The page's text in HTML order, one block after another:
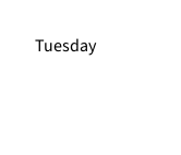
Tuesday